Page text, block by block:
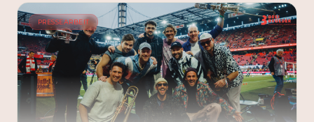
PRESSEARBEIT